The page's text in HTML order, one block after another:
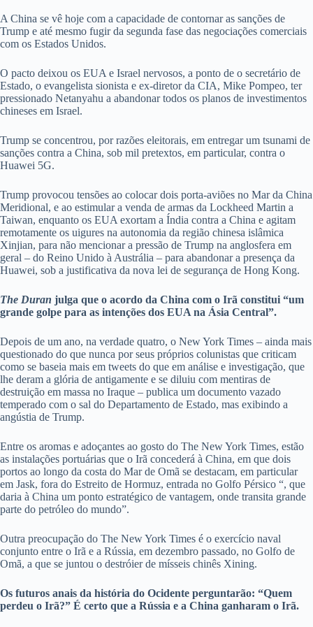
A China se vê hoje com a capacidade de contornar as sanções de
Trump e até mesmo fugir da segunda fase das negociações comerciais
com os Estados Unidos.
O pacto deixou os EUA e Israel nervosos, a ponto de o secretário de
Estado, o evangelista sionista e ex-diretor da CIA, Mike Pompeo, ter
pressionado Netanyahu a abandonar todos os planos de investimentos
chineses em Israel.
Trump se concentrou, por razões eleitorais, em entregar um tsunami de
sanções contra a China, sob mil pretextos, em particular, contra o
Huawei 5G.
Trump provocou tensões ao colocar dois porta-aviões no Mar da China
Meridional, e ao estimular a venda de armas da Lockheed Martin a
Taiwan, enquanto os EUA exortam a Índia contra a China e agitam
remotamente os uigures na autonomia da região chinesa islâmica
Xinjian, para não mencionar a pressão de Trump na anglosfera em
geral – do Reino Unido à Austrália – para abandonar a presença da
Huawei, sob a justificativa da nova lei de segurança de Hong Kong.
The Duran julga que o acordo da China com o Irã constitui “um
grande golpe para as intenções dos EUA na Ásia Central”.
Depois de um ano, na verdade quatro, o New York Times – ainda mais
questionado do que nunca por seus próprios colunistas que criticam
como se baseia mais em tweets do que em análise e investigação, que
lhe deram a glória de antigamente e se diluiu com mentiras de
destruição em massa no Iraque – publica um documento vazado
temperado com o sal do Departamento de Estado, mas exibindo a
angústia de Trump.
Entre os aromas e adoçantes ao gosto do The New York Times, estão
as instalações portuárias que o Irã concederá à China, em que dois
portos ao longo da costa do Mar de Omã se destacam, em particular
em Jask, fora do Estreito de Hormuz, entrada no Golfo Pérsico “, que
daria à China um ponto estratégico de vantagem, onde transita grande
parte do petróleo do mundo”.
Outra preocupação do The New York Times é o exercício naval
conjunto entre o Irã e a Rússia, em dezembro passado, no Golfo de
Omã, a que se juntou o destróier de mísseis chinês Xining.
Os futuros anais da história do Ocidente perguntarão: “Quem
perdeu o Irã?” É certo que a Rússia e a China ganharam o Irã.